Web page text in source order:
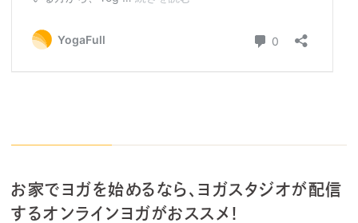
お家でヨガを始めるなら、ヨガスタジオが配信
するオンラインヨガがおススメ！